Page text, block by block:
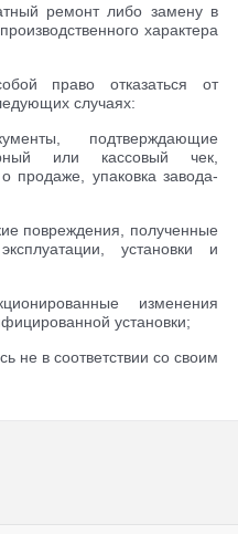
ремонт либо замену в
характера
право отказаться от
случаях:
подтверждающие
или кассовый чек,
продаже, упаковка завода-
повреждения, полученные
установки и
изменения
установки;
не в соответствии со своим